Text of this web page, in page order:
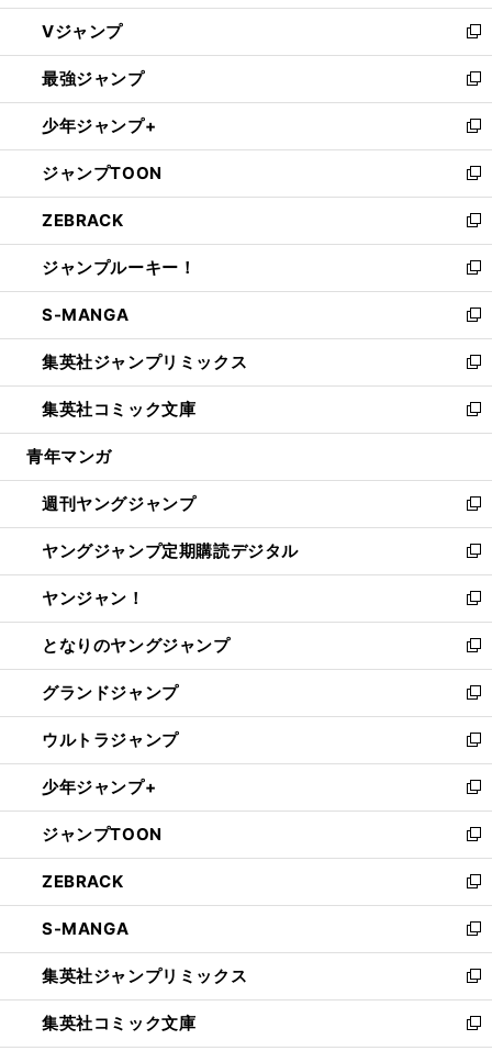
ウ
ィ
ン
ド
ウ
で
開
く
し
い
ウ
ィ
ン
ド
ウ
で
開
く
Vジャンプ
新
し
い
ウ
ィ
ン
ド
ウ
で
開
く
最強ジャンプ
新
し
い
ウ
ィ
ン
ド
ウ
で
開
く
少年ジャンプ+
新
し
い
ウ
ィ
ン
ド
ウ
で
開
く
ジャンプTOON
新
し
い
ウ
ィ
ン
ド
ウ
で
開
く
ZEBRACK
新
し
い
ウ
ィ
ン
ド
ウ
で
開
ジャンプルーキー！
新
し
い
ウ
ィ
ン
ド
ウ
開
く
S-MANGA
新
し
い
ウ
ィ
ン
ウ
で
開
く
集英社ジャンプリミックス
新
し
い
ウ
ン
ド
ウ
で
開
く
集英社コミック文庫
新
し
ウ
ィ
ン
ド
ウ
で
開
く
青年マンガ
週刊ヤングジャンプ
新
し
い
ウ
ィ
ン
ド
ウ
で
開
く
ヤングジャンプ定期購読デジタル
新
し
い
ウ
ィ
ン
ド
ウ
で
開
く
ヤンジャン！
新
し
い
ウ
ィ
ン
ド
ウ
で
開
く
となりのヤングジャンプ
新
し
い
ウ
ィ
ン
ド
ウ
で
開
く
グランドジャンプ
新
し
い
ウ
ィ
ン
ド
ウ
で
開
く
ウルトラジャンプ
新
し
い
ウ
ィ
ン
ド
ウ
で
開
く
少年ジャンプ+
新
し
い
ウ
ィ
ン
ド
ウ
で
開
く
ジャンプTOON
新
し
い
ウ
ィ
ン
ド
ウ
で
開
ZEBRACK
新
し
い
ウ
ィ
ン
ド
ウ
S-MANGA
新
し
い
ウ
ィ
ン
集英社ジャンプリミックス
新
し
い
ウ
集英社コミック文庫
新
し